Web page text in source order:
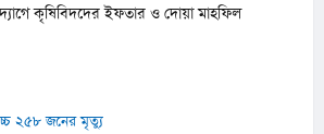
কৃষিবিদদের ইফতার ও দোয়া মাহফিল